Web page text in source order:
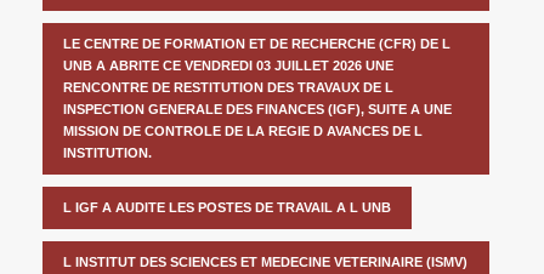
LE CENTRE DE FORMATION ET DE RECHERCHE (CFR) DE L
UNB A ABRITE CE VENDREDI 03 JUILLET 2026 UNE
RENCONTRE DE RESTITUTION DES TRAVAUX DE L
INSPECTION GENERALE DES FINANCES (IGF), SUITE A UNE
MISSION DE CONTROLE DE LA REGIE D AVANCES DE L
INSTITUTION.
L IGF A AUDITE LES POSTES DE TRAVAIL A L UNB
L INSTITUT DES SCIENCES ET MEDECINE VETERINAIRE (ISMV)